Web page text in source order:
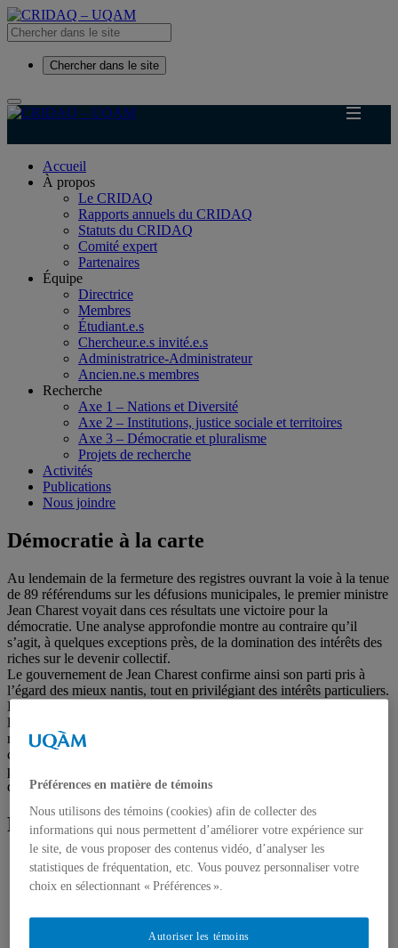
Chercher dans le site
Accueil
À propos
Le CRIDAQ
Rapports annuels du CRIDAQ
Statuts du CRIDAQ
Comité expert
Partenaires
Équipe
Directrice
Membres
Étudiant.e.s
Chercheur.e.s invité.e.s
Administratrice-Administrateur
Ancien.ne.s membres
Recherche
Axe 1 – Nations et Diversité
Axe 2 – Institutions, justice sociale et territoires
Axe 3 – Démocratie et pluralisme
Projets de recherche
Activités
Publications
Nous joindre
Démocratie à la carte
Au lendemain de la fermeture des registres ouvrant la voie à la tenue
de 89 référendums sur les défusions municipales, le premier ministre
Jean Charest voyait dans ces résultats une victoire pour la
démocratie. Une analyse approfondie montre au contraire qu’il
s’agit, à quelques exceptions près, de la domination des intérêts des
riches sur le devenir collectif.
Le gouvernement de Jean Charest confirme ainsi son parti pris à
l’égard des mieux nantis, tout en privilégiant des intérêts particuliers.
La tenue prochaine de cette multitude de référendums offre
l’occasion de faire le point tant sur les avancées de la démocratie
municipale et la volonté de vivre ensemble que sur les projets d’une
citoyenneté commune au sein des nouveaux ensembles de proximité
proposés par le gouvernement du Parti québécois au cours de son
dernier mandat.
Partager sur :
Préférences en matière de témoins
Nous utilisons des témoins (cookies) afin de collecter des
informations qui nous permettent d’améliorer votre expérience sur
le site, de vous proposer des contenus vidéo, d’analyser les
statistiques de fréquentation, etc. Vous pouvez personnaliser votre
choix en sélectionnant « Préférences ».
Autoriser les témoins